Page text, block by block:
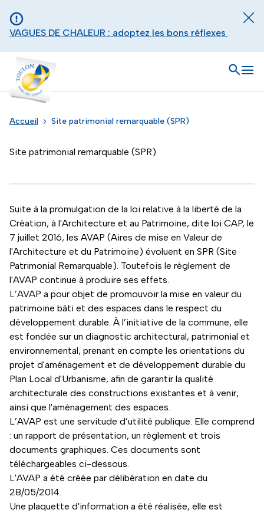
VAGUES DE CHALEUR : adoptez les bons réflexes
Toulon - Port du levant, retour à l'accueil
Ouvrir
Accueil Site patrimonial remarquable (SPR)
Site patrimonial remarquable (SPR)
Suite à la promulgation de la loi relative à la liberté de la
Création, à l'Architecture et au Patrimoine, dite loi CAP, le
7 juillet 2016, les AVAP (Aires de mise en Valeur de
l'Architecture et du Patrimoine) évoluent en SPR (Site
Patrimonial Remarquable). Toutefois le règlement de
l'AVAP continue à produire ses effets.
L’AVAP a pour objet de promouvoir la mise en valeur du
patrimoine bâti et des espaces dans le respect du
développement durable. À l’initiative de la commune, elle
est fondée sur un diagnostic architectural, patrimonial et
environnemental, prenant en compte les orientations du
projet d'aménagement et de développement durable du
Plan Local d'Urbanisme, afin de garantir la qualité
architecturale des constructions existantes et à venir,
ainsi que l'aménagement des espaces.
L’AVAP est une servitude d’utilité publique. Elle comprend
: un rapport de présentation, un règlement et trois
documents graphiques. Ces documents sont
téléchargeables ci-dessous.
L'AVAP a été créée par délibération en date du
28/05/2014.
Une plaquette d'information a été réalisée, elle est